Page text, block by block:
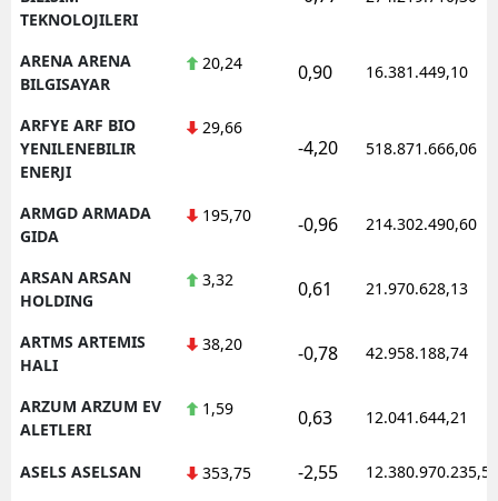
TEKNOLOJILERI
ARENA ARENA
BILGISAYAR
20,24 0,90 16.381.449,10
ARFYE ARF BIO
YENILENEBILIR
ENERJI
29,66
-4,20 518.871.666,06
ARMGD ARMADA
GIDA
195,70 -0,96 214.302.490,60
ARSAN ARSAN
HOLDING
3,32 0,61 21.970.628,13
ARTMS ARTEMIS
HALI
38,20 -0,78 42.958.188,74
ARZUM ARZUM EV
ALETLERI
1,59 0,63 12.041.644,21
ASELS ASELSAN 353,75 -2,55 12.380.970.235,50